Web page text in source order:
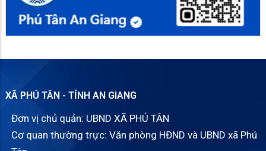
XÃ PHÚ TÂN - TỈNH AN GIANG
Đơn vị chủ quản: UBND XÃ PHÚ TÂN
Cơ quan thường trực: Văn phòng HĐND và UBND xã Phú